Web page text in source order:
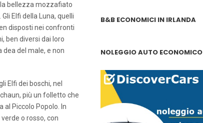
bellezza mozzafiato
Elfi della Luna, quelli
disposti nei confronti
ben diversi dai loro
dea del male, e non
Elfi dei boschi, nel
più un folletto che
al Piccolo Popolo. In
o rosso, con
B&B ECONOMICI IN IRLANDA
NOLEGGIO AUTO ECONOMICO